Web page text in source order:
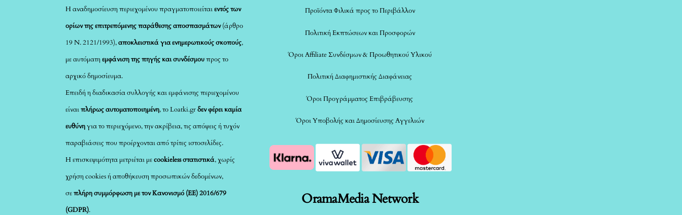
Η αναδημοσίευση περιεχομένου πραγματοποιείταιεντός των
ορίων της επιτρεπόμενης παράθεσης αποσπασμάτων(άρθρο
19 Ν. 2121/1993),αποκλειστικά για ενημερωτικούς σκοπούς,
με αυτόματηεμφάνιση της πηγής και συνδέσμουπρος το
αρχικό δημοσίευμα.
Επειδή η διαδικασία συλλογής και εμφάνισης περιεχομένου
είναιπλήρως αυτοματοποιημένη, το Loatki.grδεν φέρει καμία
ευθύνηγια το περιεχόμενο, την ακρίβεια, τις απόψεις ή τυχόν
παραβιάσεις που προέρχονται από τρίτες ιστοσελίδες.
Η επισκεψιμότητα μετριέται μεcookieless στατιστικά, χωρίς
χρήση cookies ή αποθήκευση προσωπικών δεδομένων,
σεπλήρη συμμόρφωση με τον Κανονισμό (ΕΕ) 2016/679
(GDPR).
Προϊόντα Φιλικά προς το Περιβάλλον
Πολιτική Εκπτώσεων και Προσφορών
Όροι Affiliate Συνδέσμων & Προωθητικού Υλικού
Πολιτική Διαφημιστικής Διαφάνειας
Όροι Προγράμματος Επιβράβευσης
Όροι Υποβολής και Δημοσίευσης Αγγελιών
OramaMedia Network